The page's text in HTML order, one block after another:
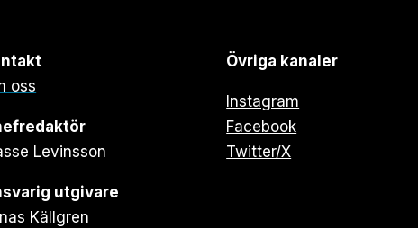
oss
Levinsson
utgivare
Källgren
Övriga kanaler
Instagram
Facebook
Twitter/X